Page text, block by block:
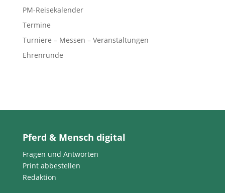
PM-Reisekalender
Termine
Turniere – Messen – Veranstaltungen
Ehrenrunde
Pferd & Mensch digital
Fragen und Antworten
Print abbestellen
Redaktion